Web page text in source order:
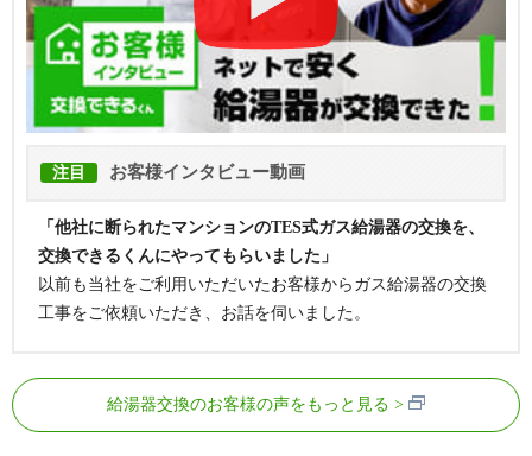
注目 お客様インタビュー動画
「他社に断られたマンションのTES式ガス給湯器の交換を、
交換できるくんにやってもらいました」
以前も当社をご利用いただいたお客様からガス給湯器の交換
工事をご依頼いただき、お話を伺いました。
給湯器交換のお客様の声をもっと見る